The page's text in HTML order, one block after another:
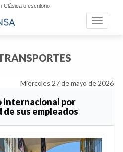
Clásica o escritorio
Toggle
Miércoles 27 de mayo de 2026
internacional por
sus empleados